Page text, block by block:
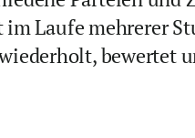
Laufe mehrerer
bewertet